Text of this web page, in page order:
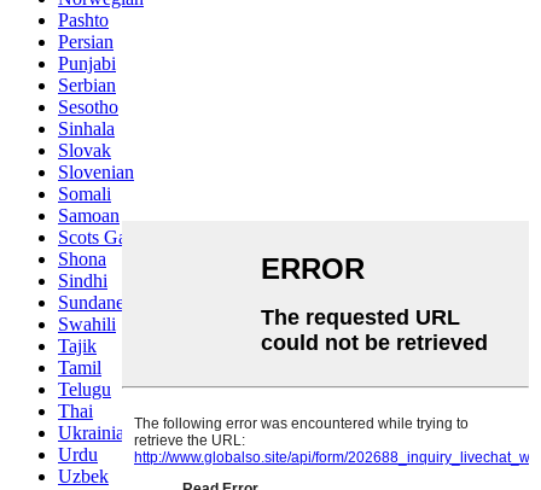
Pashto
Persian
Punjabi
Serbian
Sesotho
Sinhala
Slovak
Slovenian
Somali
Samoan
Scots Gaelic
Shona
Sindhi
Sundanese
Swahili
Tajik
Tamil
Telugu
Thai
Ukrainian
Urdu
Uzbek